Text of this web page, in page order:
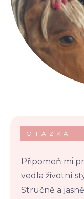
OTÁZKA
Připomeň mi
vedla životní
Stručně a